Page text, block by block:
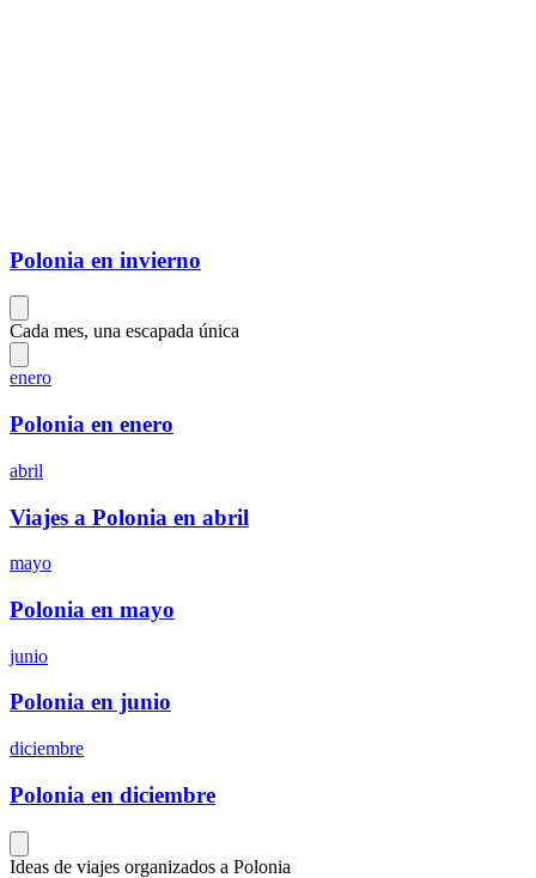
Polonia en invierno
Cada mes, una escapada única
enero
Polonia en enero
abril
Viajes a Polonia en abril
mayo
Polonia en mayo
junio
Polonia en junio
diciembre
Polonia en diciembre
Ideas de viajes organizados a Polonia